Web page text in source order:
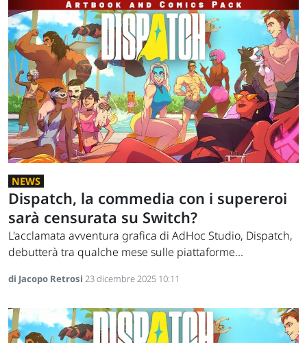
NEWS
Dispatch, la commedia con i supereroi
sarà censurata su Switch?
L'acclamata avventura grafica di AdHoc Studio, Dispatch,
debutterà tra qualche mese sulle piattaforme...
di Jacopo Retrosi 23 dicembre 2025 10:11